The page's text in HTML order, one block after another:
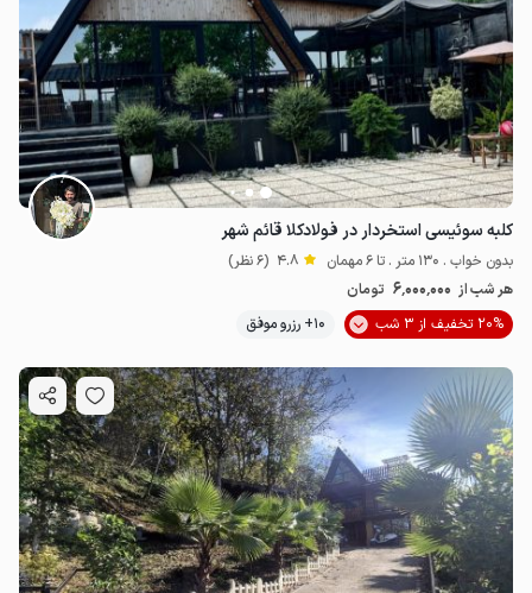
کلبه سوئیسی استخردار در فولادکلا قائم شهر
بدون خواب . 130 متر . تا 6 مهمان 4.8 (6 نظر)
هر شب از 6٬000٬000 تومان
20% تخفیف از 3 شب
10+ رزرو موفق